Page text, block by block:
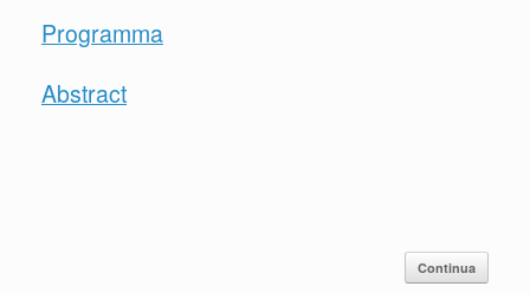
Programma
Abstract
Continua